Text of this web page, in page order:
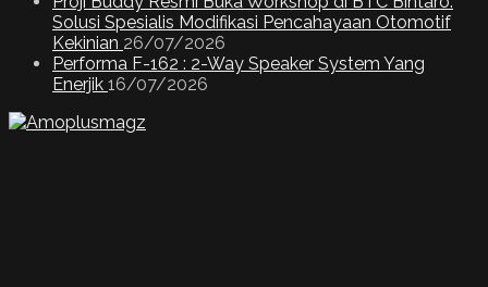
Solusi Spesialis Modifikasi Pencahayaan Otomotif
Kekinian 26/07/2026
Performa F-162 : 2-Way Speaker System Yang
Enerjik 16/07/2026